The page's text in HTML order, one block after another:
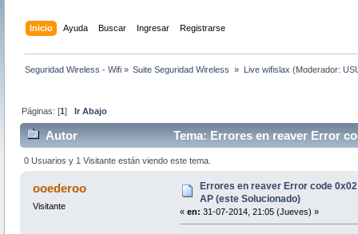
Inicio Ayuda Buscar Ingresar Registrarse
Seguridad Wireless - Wifi » Suite Seguridad Wireless » Live wifislax (Moderador:
Páginas: [1]Ir Abajo
Autor
Tema: Errores en reaver Error
veces)
0 Usuarios y 1 Visitante están viendo este tema.
ooederoo
Visitante
Errores en reaver Error code
AP (este Solucionado)
« en: 31-07-2014, 21:05 (Jueves) »